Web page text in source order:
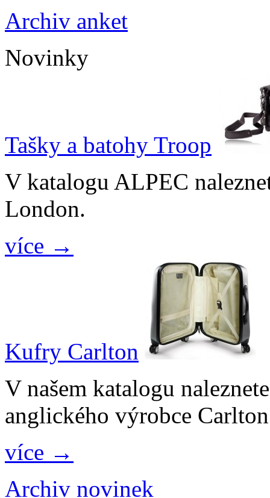
Archiv anket
Novinky
Tašky a batohy Troop
V katalogu ALPEC
London.
více →
Kufry Carlton
V našem katalogu
anglického výrobce
více →
Archiv novinek